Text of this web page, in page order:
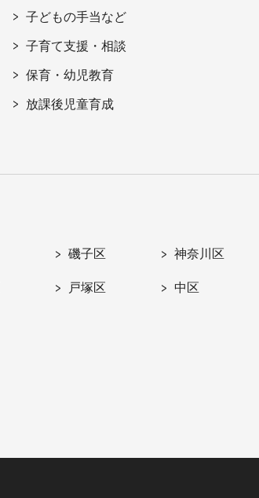
子どもの手当など
子育て支援・相談
保育・幼児教育
放課後児童育成
磯子区 神奈川区
戸塚区 中区